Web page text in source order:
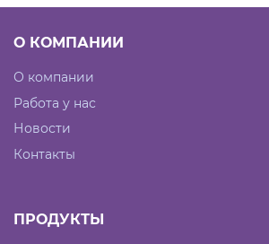
О КОМПАНИИ
О компании
Работа у нас
Новости
Контакты
ПРОДУКТЫ